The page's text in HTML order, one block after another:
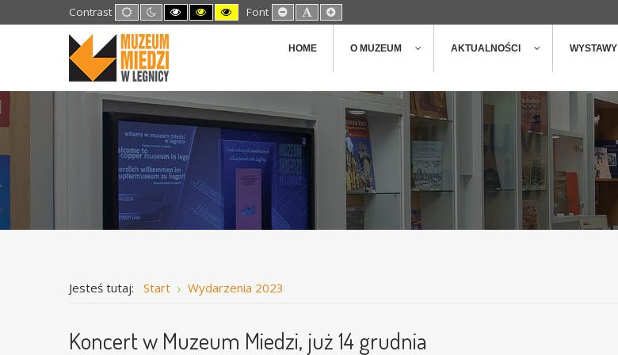
Contrast Default
mode
Night
mode
High
Contrast
High
Contrast
High
Contrast
Font Set
Smaller
Set
Default
Set
Larger
HOME O MUZEUM AKTUALNOŚCI WYSTAWY
Jesteś tutaj: Start Wydarzenia 2023
Koncert w Muzeum Miedzi, już 14 grudnia